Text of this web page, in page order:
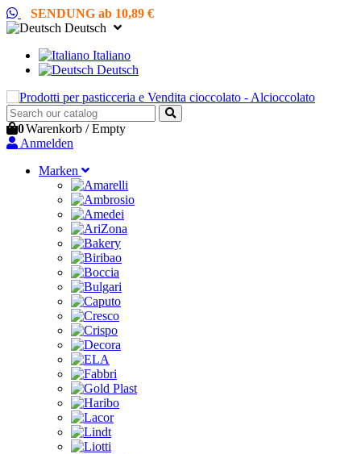
SENDUNG ab 10,89 €
Deutsch
Italiano
Deutsch
0Warenkorb /Empty
Anmelden
Marken